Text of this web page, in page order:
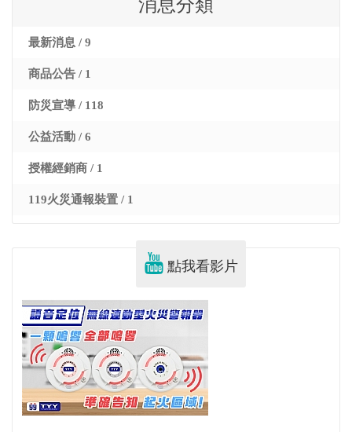
消息分類
最新消息 / 9
商品公告 / 1
防災宣導 / 118
公益活動 / 6
授權經銷商 / 1
119火災通報裝置 / 1
點我看影片